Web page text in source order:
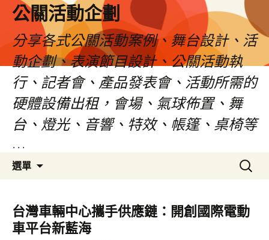
公關活動企劃
分享各式公關活動案例、舞台設計、活
動企劃、表演節目設計、公關活動執
行、記者會、產品發表會、活動所需的
硬體設備出租，會場、氣球佈置、舞
台、燈光、音響、特效、帳篷、桌椅等
…
選單
要
內
容
搜
尋
鍵
字:
台灣車輛中心攜手供應鏈：開創國際電動
車平台新藍海